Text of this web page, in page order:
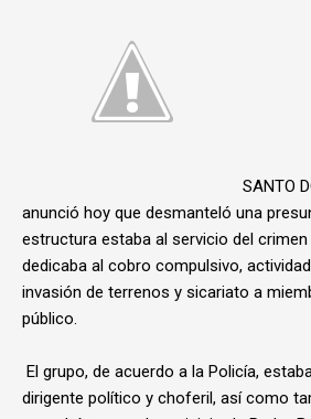
SANTO
anunció hoy que desmanteló una
estructura estaba al servicio del
dedicaba al cobro compulsivo,
invasión de terrenos y sicariato a
público.
El grupo, de acuerdo a la Policía,
dirigente político y choferil, así como